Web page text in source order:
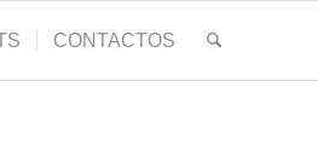
CONTACTOS